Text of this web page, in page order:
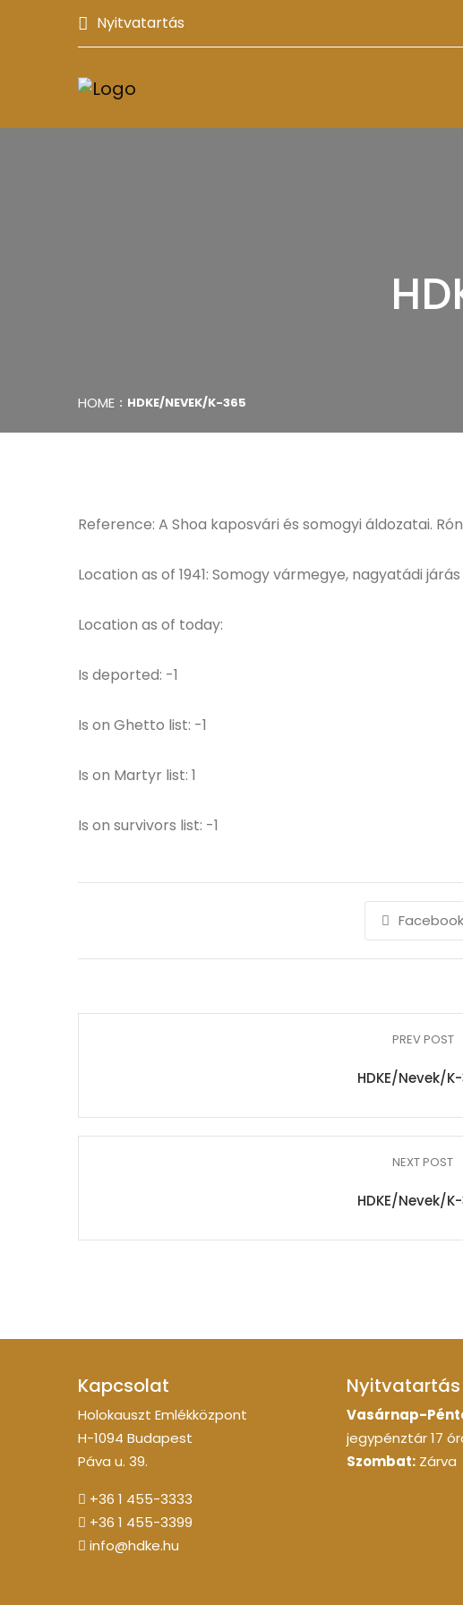
Nyitvatartás
HOME HDKE/NEVEK/K-365
Reference: A Shoa kaposvári és somogyi áldozatai.
Location as of 1941: Somogy vármegye, nagyatádi járás
Location as of today:
Is deported: -1
Is on Ghetto list: -1
Is on Martyr list: 1
Is on survivors list: -1
Facebook
PREV POST
HDKE/Nevek/
NEXT POST
HDKE/Nevek/
Kapcsolat
Holokauszt Emlékközpont
H-1094 Budapest
Páva u. 39.
+36 1 455-3333
+36 1 455-3399
info@hdke.hu
Nyitvatartás
Vasárnap-
jegypénztár 17
Szombat: Zárva